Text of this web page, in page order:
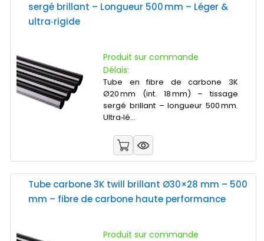
sergé brillant – Longueur 500 mm – Léger &
ultra‑rigide
Produit sur commande
Délais:
Tube en fibre de carbone 3K
Ø20 mm (int. 18 mm) – tissage
sergé brillant – longueur 500 mm.
Ultra‑lé...
Tube carbone 3K twill brillant Ø30×28 mm – 500
mm – fibre de carbone haute performance
Produit sur commande